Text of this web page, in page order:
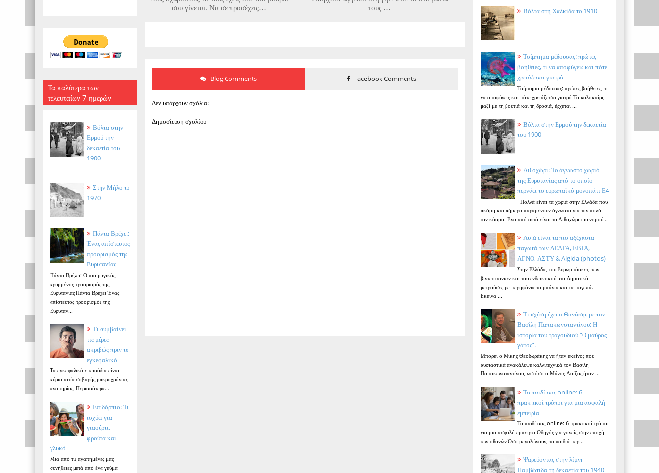
Τα καλύτερα των
τελευταίων 7 ημερών
Βόλτα στην
Ερμού την
δεκαετία του
1900
Στην Μήλο το
1970
Πάντα Βρέχει:
Ένας απίστευτος
προορισμός της
Ευρυτανίας
Πάντα Βρέχει: Ο πιο μαγικός
κρυμμένος προορισμός της
Ευρυτανίας Πάντα Βρέχει Ένας
απίστευτος προορισμός της
Ευρυταν...
Τι συμβαίνει
τις μέρες
ακριβώς πριν το
εγκεφαλικό
Τα εγκεφαλικά επεισόδια είναι
κύρια αιτία σοβαρής μακροχρόνιας
αναπηρίας. Περισσότερα...
Επιδόρπιο: Τι
ισχύει για
γιαούρτι,
φρούτα και
γλυκό
Μια από τις αγαπημένες μας
συνήθειες μετά από ένα γεύμα
τους …
σου γίνεται. Να σε προσέχεις…
Blog Comments Facebook Comments
Δεν υπάρχουν σχόλια:
Δημοσίευση σχολίου
Βόλτα στη Χαλκίδα το 1910
Τσίμπημα μέδουσας: πρώτες
βοήθειες, τι να αποφύγεις και πότε
χρειάζεσαι γιατρό
Τσίμπημα μέδουσας: πρώτες βοήθειες, τι
να αποφύγεις και πότε χρειάζεσαι γιατρό Το καλοκαίρι,
μαζί με τη βουτιά και τη δροσιά, έρχεται ...
Βόλτα στην Ερμού την δεκαετία
του 1900
Λιθοχώρι: Το άγνωστο χωριό
της Ευρυτανίας από το οποίο
περνάει το ευρωπαϊκό μονοπάτι Ε4
Πολλά είναι τα χωριά στην Ελλάδα που
ακόμη και σήμερα παραμένουν άγνωστα για τον πολύ
τον κόσμο. Ένα από αυτά είναι το Λιθοχώρι του νομού ...
Αυτά είναι τα πιο αξέχαστα
παγωτά των ΔΕΛΤΑ, ΕΒΓΑ,
ΑΓΝΟ, ΑΣΤΥ & Algida (photos)
Στην Ελλάδα, του Ευρωμπάσκετ, των
βιντεοταινιών και του ενδεικτικού στο Δημοτικό
μετρούσες με περηφάνια τα μπάνια και τα παγωτά.
Εκείνα ...
Τι σχέση έχει ο Θανάσης με τον
Βασίλη Παπακωνσταντίνου; Η
ιστορία του τραγουδιού “Ο μαύρος
γάτος”.
Μπορεί ο Μίκης Θεοδωράκης να ήταν εκείνος που
ουσιαστικά ανακάλυψε καλλιτεχνικά τον Βασίλη
Παπακωνσταντίνου, ωστόσο ο Μάνος Λοΐζος ήταν ...
Το παιδί σας online: 6
πρακτικοί τρόποι για μια ασφαλή
εμπειρία
Το παιδί σας online: 6 πρακτικοί τρόποι
για μια ασφαλή εμπειρία Οδηγός για γονείς στην εποχή
των οθονών Όσο μεγαλώνουν, τα παιδιά περ...
Ψαρεύοντας στην λίμνη
Παμβώτιδα τη δεκαετία του 1940